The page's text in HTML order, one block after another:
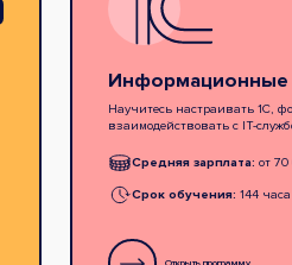
Информационные
Научитесь настраивать 1С,
взаимодействовать с IT-
Средняя зарплата:от
Срок обучения:144 часа